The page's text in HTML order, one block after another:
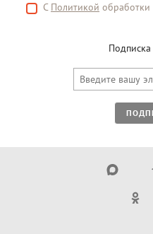
С Политикой обработки